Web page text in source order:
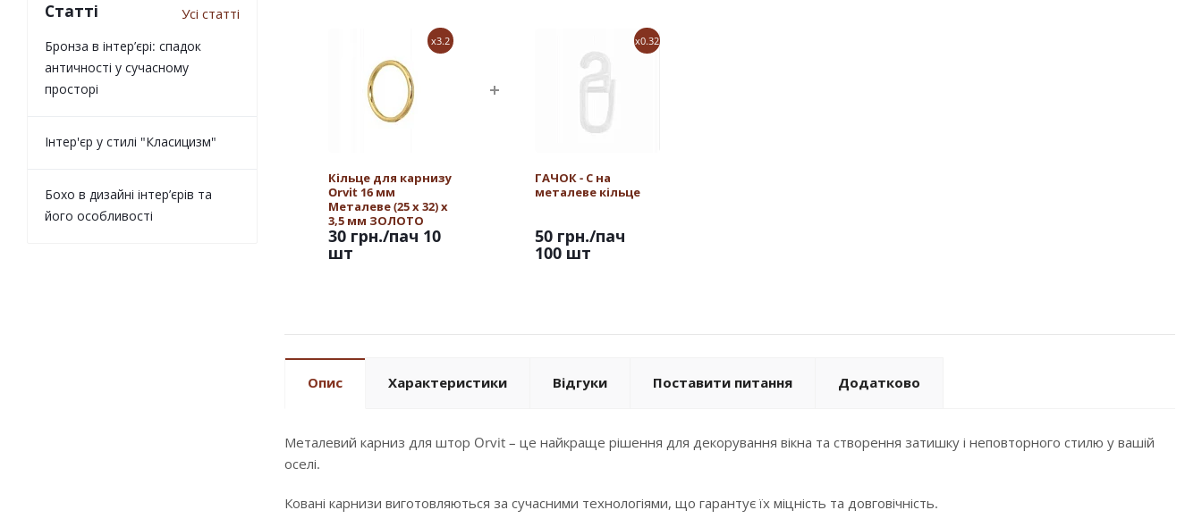
x3.2
Кільце для карнизу
Orvit 16 мм
Металеве (25 х 32) х
3,5 мм ЗОЛОТО
30 грн./пач 10
шт
x0.32
ГАЧОК - С на
металеве кільце
50 грн./пач
100 шт
Опис Характеристики Відгуки Поставити питання Додатково
Металевий карниз для штор Orvit – це найкраще рішення для декорування вікна та створення затишку і неповторного стилю у вашій
оселі.
Ковані карнизи виготовляються за сучасними технологіями, що гарантує їх міцність та довговічність.
Статті Усі статті
Бронза в інтер’єрі: спадок
античності у сучасному
просторі
Інтер'єр у стилі "Класицизм"
Бохо в дизайні інтер’єрів та
його особливості